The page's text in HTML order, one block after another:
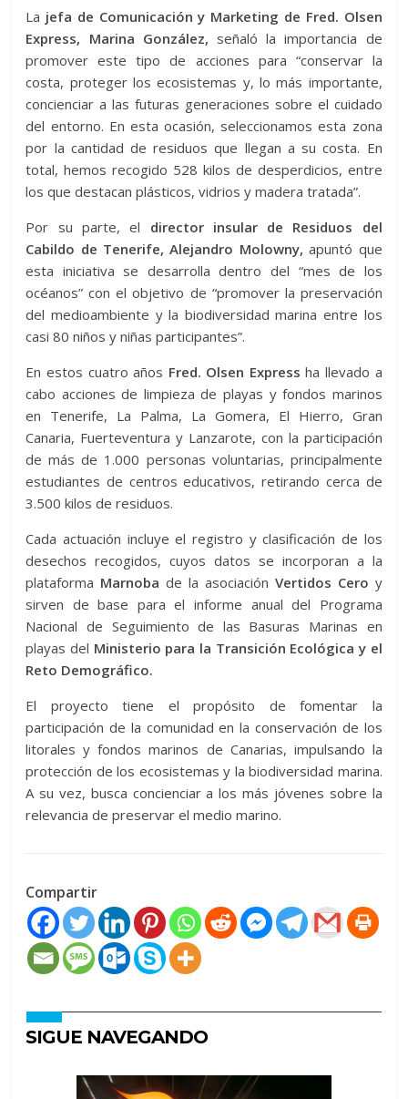
La jefa de Comunicación y Marketing de Fred. Olsen
Express, Marina González, señaló la importancia de
promover este tipo de acciones para “conservar la
costa, proteger los ecosistemas y, lo más importante,
concienciar a las futuras generaciones sobre el cuidado
del entorno. En esta ocasión, seleccionamos esta zona
por la cantidad de residuos que llegan a su costa. En
total, hemos recogido 528 kilos de desperdicios, entre
los que destacan plásticos, vidrios y madera tratada”.
Por su parte, el director insular de Residuos del
Cabildo de Tenerife, Alejandro Molowny, apuntó que
esta iniciativa se desarrolla dentro del “mes de los
océanos” con el objetivo de “promover la preservación
del medioambiente y la biodiversidad marina entre los
casi 80 niños y niñas participantes”.
En estos cuatro años Fred. Olsen Express ha llevado a
cabo acciones de limpieza de playas y fondos marinos
en Tenerife, La Palma, La Gomera, El Hierro, Gran
Canaria, Fuerteventura y Lanzarote, con la participación
de más de 1.000 personas voluntarias, principalmente
estudiantes de centros educativos, retirando cerca de
3.500 kilos de residuos.
Cada actuación incluye el registro y clasificación de los
desechos recogidos, cuyos datos se incorporan a la
plataforma Marnoba de la asociación Vertidos Cero y
sirven de base para el informe anual del Programa
Nacional de Seguimiento de las Basuras Marinas en
playas del Ministerio para la Transición Ecológica y el
Reto Demográfico.
El proyecto tiene el propósito de fomentar la
participación de la comunidad en la conservación de los
litorales y fondos marinos de Canarias, impulsando la
protección de los ecosistemas y la biodiversidad marina.
A su vez, busca concienciar a los más jóvenes sobre la
relevancia de preservar el medio marino.
Compartir
SIGUE NAVEGANDO